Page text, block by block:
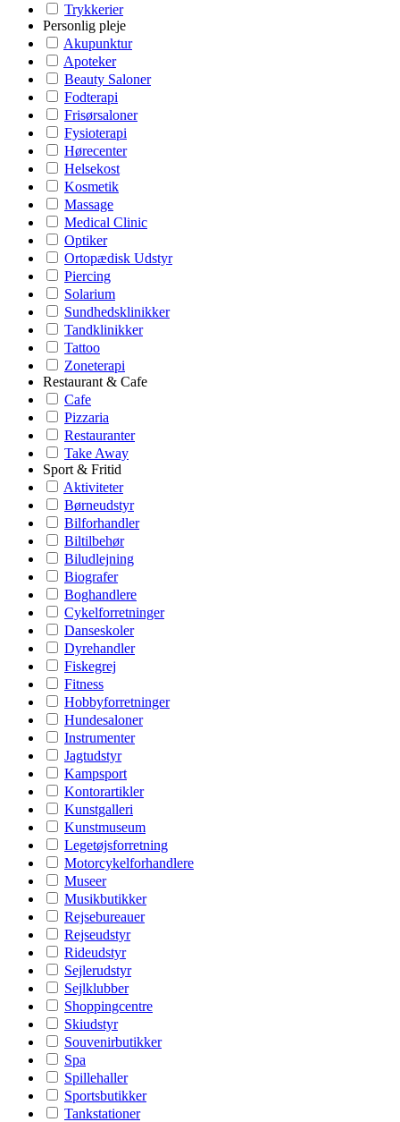
Trykkerier
Personlig pleje
Akupunktur
Apoteker
Beauty Saloner
Fodterapi
Frisørsaloner
Fysioterapi
Hørecenter
Helsekost
Kosmetik
Massage
Medical Clinic
Optiker
Ortopædisk Udstyr
Piercing
Solarium
Sundhedsklinikker
Tandklinikker
Tattoo
Zoneterapi
Restaurant & Cafe
Cafe
Pizzaria
Restauranter
Take Away
Sport & Fritid
Aktiviteter
Børneudstyr
Bilforhandler
Biltilbehør
Biludlejning
Biografer
Boghandlere
Cykelforretninger
Danseskoler
Dyrehandler
Fiskegrej
Fitness
Hobbyforretninger
Hundesaloner
Instrumenter
Jagtudstyr
Kampsport
Kontorartikler
Kunstgalleri
Kunstmuseum
Legetøjsforretning
Motorcykelforhandlere
Museer
Musikbutikker
Rejsebureauer
Rejseudstyr
Rideudstyr
Sejlerudstyr
Sejlklubber
Shoppingcentre
Skiudstyr
Souvenirbutikker
Spa
Spillehaller
Sportsbutikker
Tankstationer